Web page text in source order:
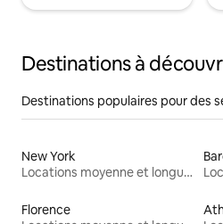
Destinations à
Destinations populaires pour des
New York
Locations moyenne et longue durée
Florence